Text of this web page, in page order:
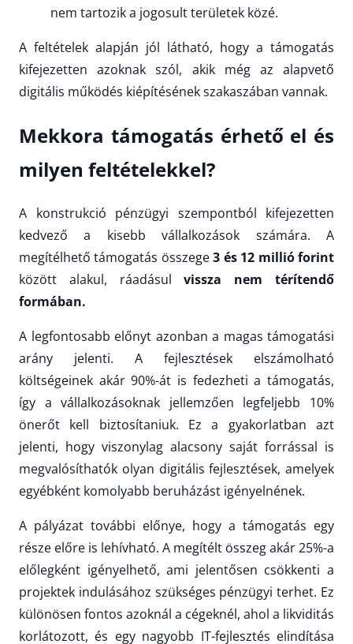
nem tartozik a jogosult területek közé.
A feltételek alapján jól látható, hogy a támogatás
kifejezetten azoknak szól, akik még az alapvető
digitális működés kiépítésének szakaszában vannak.
Mekkora támogatás érhető el és
milyen feltételekkel?
A konstrukció pénzügyi szempontból kifejezetten
kedvező a kisebb vállalkozások számára. A
megítélhető támogatás összege3 és 12 millió forint
között alakul, ráadásulvissza nem térítendő
formában.
A legfontosabb előnyt azonban a magas támogatási
arány jelenti. A fejlesztések elszámolható
költségeinek akár 90%-át is fedezheti a támogatás,
így a vállalkozásoknak jellemzően legfeljebb 10%
önerőt kell biztosítaniuk. Ez a gyakorlatban azt
jelenti, hogy viszonylag alacsony saját forrással is
megvalósíthatók olyan digitális fejlesztések, amelyek
egyébként komolyabb beruházást igényelnének.
A pályázat további előnye, hogy a támogatás egy
része előre is lehívható. A megítélt összeg akár 25%-a
előlegként igényelhető, ami jelentősen csökkenti a
projektek indulásához szükséges pénzügyi terhet. Ez
különösen fontos azoknál a cégeknél, ahol a likviditás
korlátozott, és egy nagyobb IT-fejlesztés elindítása